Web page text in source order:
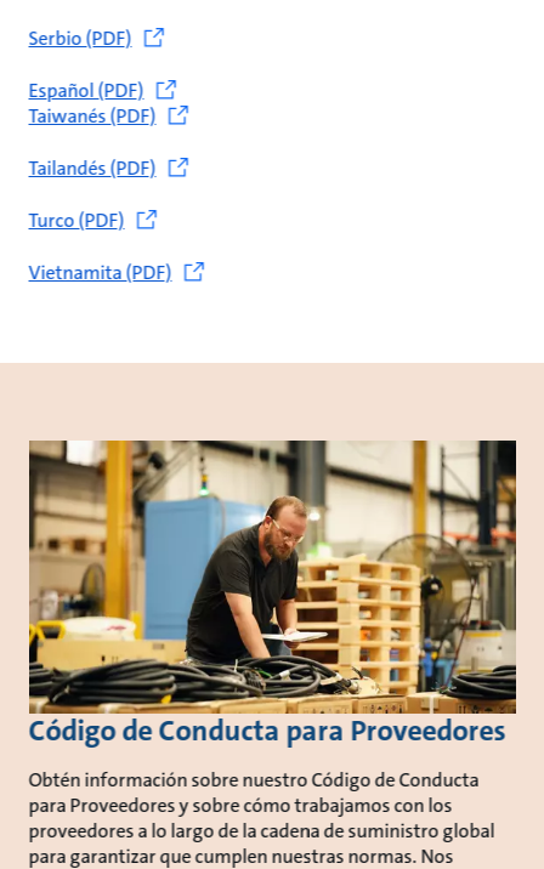
Serbio (PDF)
Español (PDF)
Taiwanés (PDF)
Tailandés (PDF)
Turco (PDF)
Vietnamita (PDF)
Código de Conducta para Proveedores
Obtén información sobre nuestro Código de Conducta
para Proveedores y sobre cómo trabajamos con los
proveedores a lo largo de la cadena de suministro global
para garantizar que cumplen nuestras normas. Nos